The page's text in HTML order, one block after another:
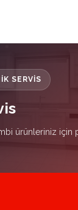
SERVIS
ürünleriniz için